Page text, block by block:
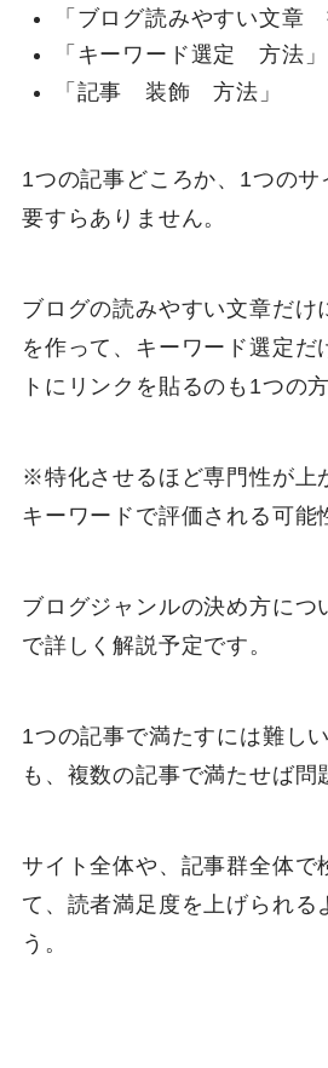
「ブログ読みやすい文章
「キーワード選定 方法」
「記事 装飾 方法」
1つの記事どころか、1つの
要すらありません。
ブログの読みやすい文章だけ
を作って、キーワード選定だ
トにリンクを貼るのも1つの
※特化させるほど専門性が上
キーワードで評価される可能
ブログジャンルの決め方につ
で詳しく解説予定です。
1つの記事で満たすには難し
も、複数の記事で満たせば問
サイト全体や、記事群全体で
て、読者満足度を上げられる
う。